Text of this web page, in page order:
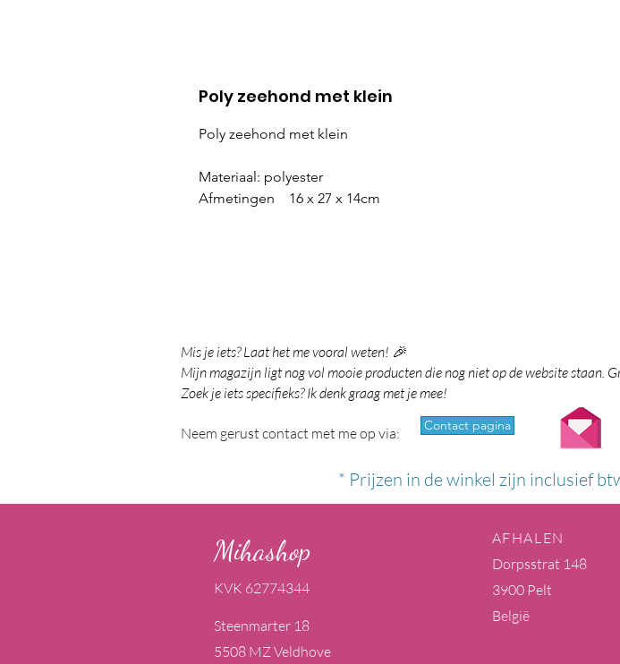
Poly zeehond met klein
Poly zeehond met klein
Materiaal: polyester
Afmetingen 16 x 27 x 14cm
Mis je iets? Laat het me vooral weten! 🎉
Mijn magazijn ligt nog vol mooie producten die nog niet op de website staan.
Zoek je iets specifieks? Ik denk graag met je mee!
Neem gerust contact met me op via: Contact pagina
* Prijzen in de winkel zijn inclusief
Mihashop
KVK 62774344
Steenmarter 18
5508 MZ Veldhove
AFHALEN
Dorpsstrat 148
3900 Pelt
België